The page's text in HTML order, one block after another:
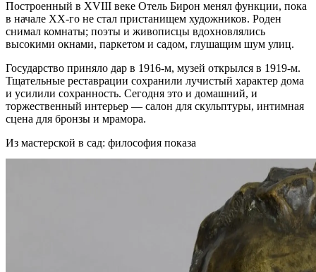
Построенный в XVIII веке Отель Бирон менял функции, пока
в начале XX‑го не стал пристанищем художников. Роден
снимал комнаты; поэты и живописцы вдохновлялись
высокими окнами, паркетом и садом, глушащим шум улиц.
Государство приняло дар в 1916‑м, музей открылся в 1919‑м.
Тщательные реставрации сохранили лучистый характер дома
и усилили сохранность. Сегодня это и домашний, и
торжественный интерьер — салон для скульптуры, интимная
сцена для бронзы и мрамора.
Из мастерской в сад: философия показа